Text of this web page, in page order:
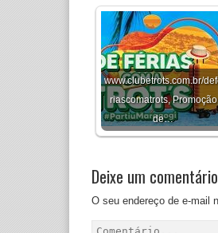
www.clubetrots.com.br/
riascomatrots, Promoção
de…
Deixe um comentário
O seu endereço de e-mail